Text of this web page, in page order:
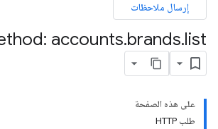
إرسال ملاحظات
accounts.brands.list
على هذه الصفحة
طلب HTTP